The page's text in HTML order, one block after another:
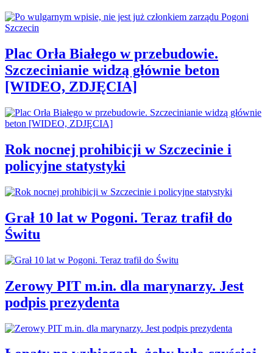
Plac Orła Białego w przebudowie.
Szczecinianie widzą głównie beton
[WIDEO, ZDJĘCIA]
Rok nocnej prohibicji w Szczecinie i
policyjne statystyki
Grał 10 lat w Pogoni. Teraz trafił do
Świtu
Zerowy PIT m.in. dla marynarzy. Jest
podpis prezydenta